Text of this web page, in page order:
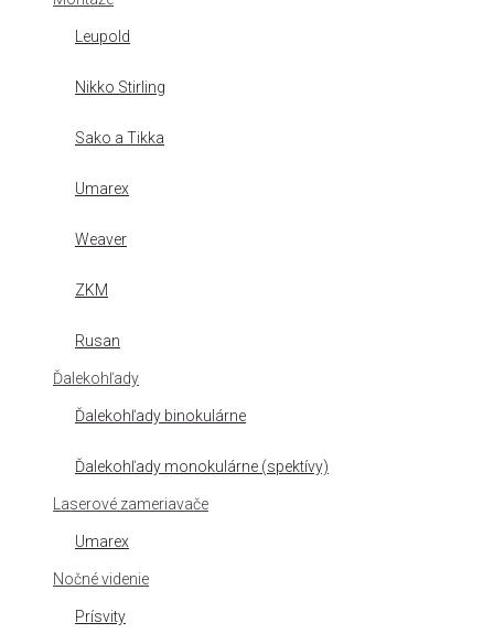
Leupold
Nikko Stirling
Sako a Tikka
Umarex
Weaver
ZKM
Rusan
Ďalekohľady
Ďalekohľady binokulárne
Ďalekohľady monokulárne (spektívy)
Laserové zameriavače
Umarex
Nočné videnie
Prísvity